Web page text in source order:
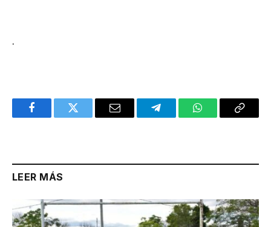
.
FacebookTwitter Email TelegramWhatsAppCopy
LEER MÁS